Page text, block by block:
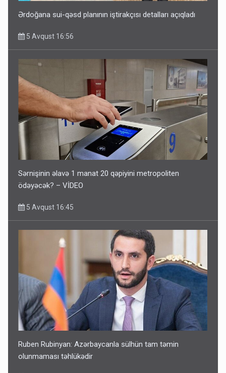
Ərdoğana sui-qəsd planının iştirakçısı detalları açıqladı
5 Avqust 16:56
Sərnişinin əlavə 1 manat 20 qəpiyini metropoliten
ödəyəcək? – VİDEO
5 Avqust 16:45
Ruben Rubinyan: Azərbaycanla sülhün tam təmin
olunmaması təhlükədir